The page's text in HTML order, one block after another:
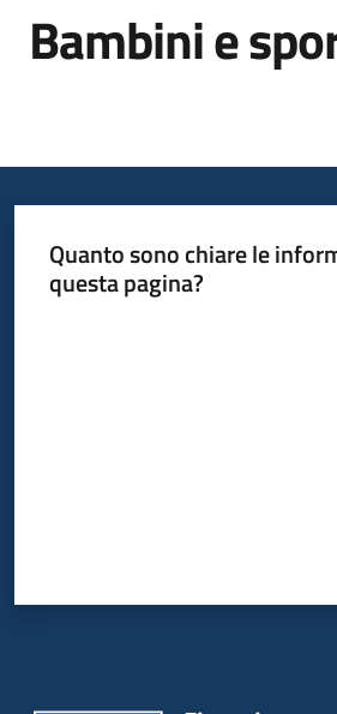
famiglie
Informazioni
locali
Bambini e
Quanto sono chiare le
questa pagina?